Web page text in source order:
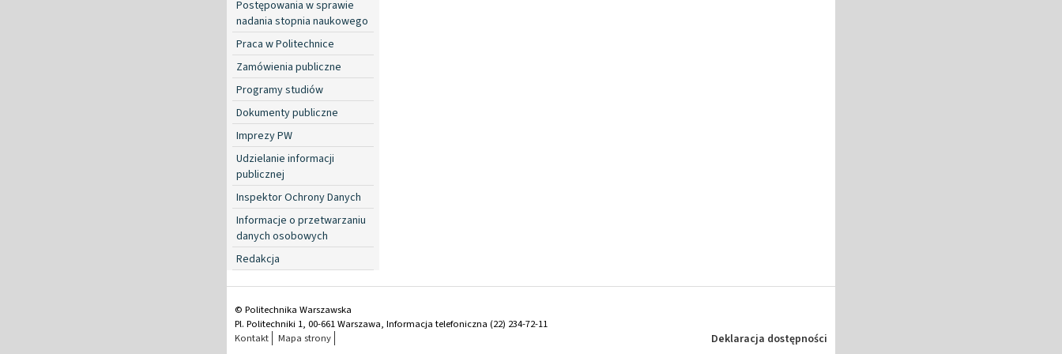
Postępowania w sprawie
nadania stopnia naukowego
Praca w Politechnice
Zamówienia publiczne
Programy studiów
Dokumenty publiczne
Imprezy PW
Udzielanie informacji
publicznej
Inspektor Ochrony Danych
Informacje o przetwarzaniu
danych osobowych
Redakcja
© Politechnika Warszawska
Pl. Politechniki 1, 00-661 Warszawa, Informacja telefoniczna (22) 234-72-11
Kontakt
Mapa strony Deklaracja dostępności